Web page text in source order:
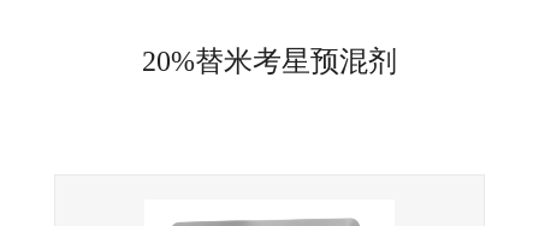
20%替米考星预混剂